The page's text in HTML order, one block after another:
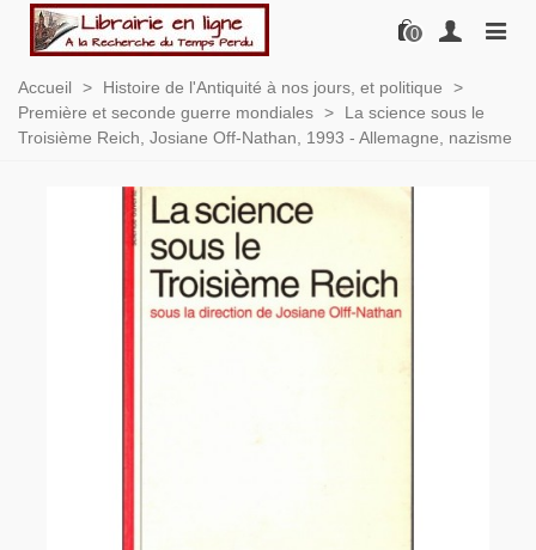
0
Accueil > Histoire de l'Antiquité à nos jours, et politique
>
Première et seconde guerre mondiales >
La science sous le
Troisième Reich, Josiane Off-Nathan, 1993 - Allemagne, nazisme